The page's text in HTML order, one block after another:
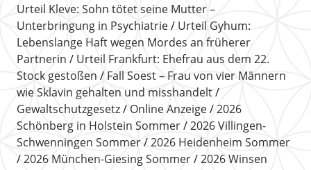
Urteil Kleve: Sohn tötet seine Mutter –
Unterbringung in Psychiatrie
Urteil Gyhum:
Lebenslange Haft wegen Mordes an früherer
Partnerin
Urteil Frankfurt: Ehefrau aus dem 22.
Stock gestoßen
Fall Soest – Frau von vier Männern
wie Sklavin gehalten und misshandelt
Gewaltschutzgesetz
Online Anzeige
2026
Schönberg in Holstein Sommer
2026 Villingen-
Schwenningen Sommer
2026 Heidenheim Sommer
2026 München-Giesing Sommer
2026 Winsen